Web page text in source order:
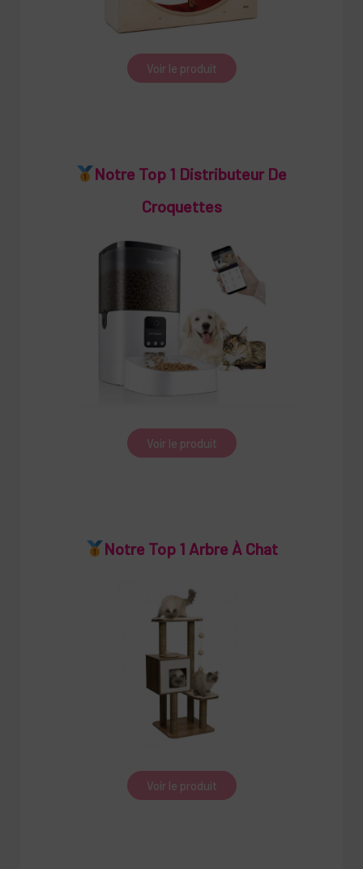
Voir le produit
Notre Top 1 Distributeur De
Croquettes
Voir le produit
Notre Top 1 Arbre À Chat
Voir le produit